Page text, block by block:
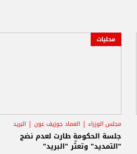
محليات
مجلس الوزراء العماد جوزيف عون البريد
جلسة الحكومة طارت لعدم نضج
"التمديد" وتعثّر "البريد"